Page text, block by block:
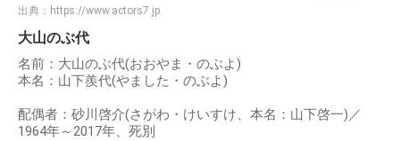
出典： https://www.actors7.jp
大山のぶ代
名前：大山のぶ代(おおやま・のぶよ)
本名：山下羨代(やました・のぶよ)
配偶者：砂川啓介(さがわ・けいすけ、本名：山下啓一)／
1964年～2017年、死別